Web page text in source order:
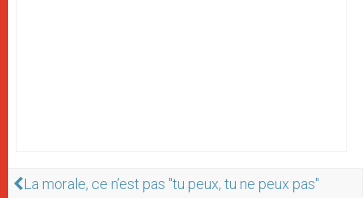
La morale, ce n’est pas "tu peux, tu ne peux pas"